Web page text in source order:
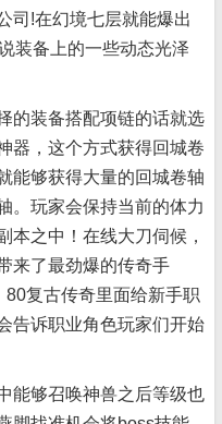
司!在幻境七层就能爆出
装备上的一些动态光泽
装备搭配项链的话就选
器，这个方式获得回城卷
能够获得大量的回城卷轴
。玩家会保持当前的体力
本之中！在线大刀伺候，
来了最劲爆的传奇手
80复古传奇里面给新手职
告诉职业角色玩家们开始
够召唤神兽之后等级也